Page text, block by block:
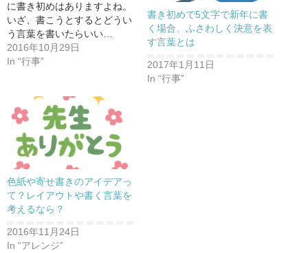
に書き初めはありますよね。
いざ、書こうとするとどうい
う言葉を書いたらいい…
2016年10月29日
In “行事”
書き初めで5文字で新年に書
く場合、ふさわしく決意を表
す言葉とは
2017年1月11日
In “行事”
色紙や寄せ書きのアイデアっ
て？レイアウトや書く言葉を
考えるなら？
2016年11月24日
In “アレンジ”